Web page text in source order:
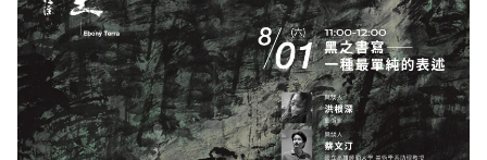
南島當代記憶工程│資料庫
典藏3D手上Run
2022高雄獎
2021 TAKAO．台客．南方HUE：李俊賢
2021高雄獎
感動兔 高美特展
感動虎 高美特展
感動牛 高美特展
畫想想‧想畫畫
尋寶高雄 - 校園推廣教材